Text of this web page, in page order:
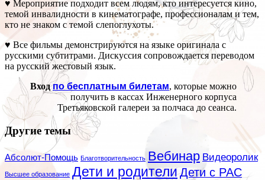
♥ Мероприятие подходит всем людям, кто интересуется кино,
темой инвалидности в кинематографе, профессионалам и тем,
кто не знаком с темой слепоглухоты.
♥ Все фильмы демонстрируются на языке оригинала с
русскими субтитрами. Дискуссия сопровождается переводом
на русский жестовый язык.
Входпо бесплатным билетам, которые можно
получить в кассах Инженерного корпуса
Третьяковской галереи за полчаса до сеанса.
Другие темы
Абсолют-Помощь Благотворительность Вебинар Видеоролик
Высшее образование Дети и родителиДети с РАС